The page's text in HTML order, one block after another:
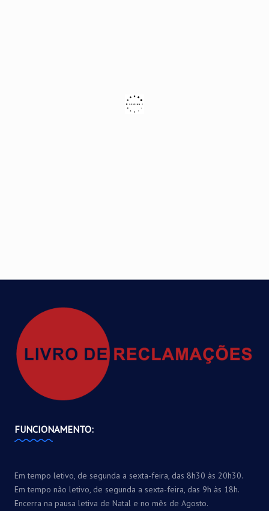
FUNCIONAMENTO:
Em tempo letivo, de segunda a sexta-feira, das 8h30 às 20h30.
Em tempo não letivo, de segunda a sexta-feira, das 9h às 18h.
Encerra na pausa letiva de Natal e no mês de Agosto.